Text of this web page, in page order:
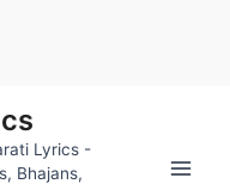
Lyrics -
Bhajans,